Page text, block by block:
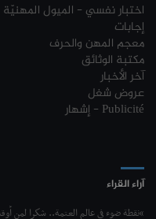
20-09
14-09 موعد افتتاح السنة التكوينية 2023-2024
17-07 تمديد آجال الترشح لمناظرة
31-12
12-05 200 منحة لطلبة الطب التونسيين في جامعة هارفارد ‏الأمريكية‏
اختبار نفسي - الميول المهنيّة
إجابات
معجم المهن والحرف
مكتبة الوثائق
آخر الأخبار
عروض شغل
إشهار - Publicité
آراء القراء
“نقطة ضوء في عالم العتمة.. شكرا لمن